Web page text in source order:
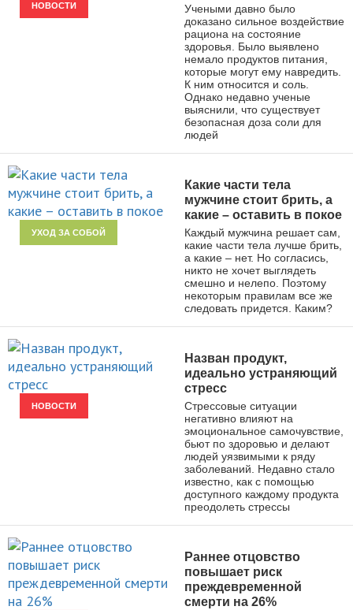
НОВОСТИ
Учеными давно было
доказано сильное воздействие
рациона на состояние
здоровья. Было выявлено
немало продуктов питания,
которые могут ему навредить.
К ним относится и соль.
Однако недавно ученые
выяснили, что существует
безопасная доза соли для
людей
УХОД ЗА СОБОЙ
Какие части тела
мужчине стоит брить, а
какие – оставить в покое
Каждый мужчина решает сам,
какие части тела лучше брить,
а какие – нет. Но согласись,
никто не хочет выглядеть
смешно и нелепо. Поэтому
некоторым правилам все же
следовать придется. Каким?
НОВОСТИ
Назван продукт,
идеально устраняющий
стресс
Стрессовые ситуации
негативно влияют на
эмоциональное самочувствие,
бьют по здоровью и делают
людей уязвимыми к ряду
заболеваний. Недавно стало
известно, как с помощью
доступного каждому продукта
преодолеть стрессы
Раннее отцовство
повышает риск
преждевременной
смерти на 26%